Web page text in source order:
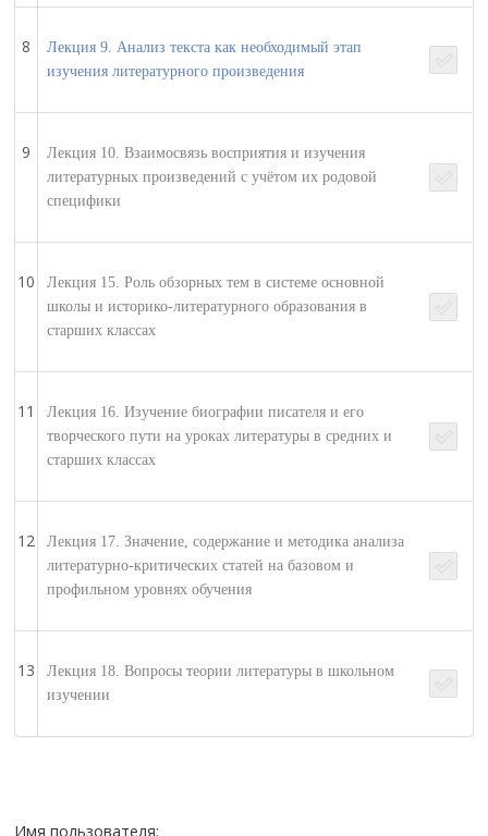
8
Лекция 9. Анализ текста как необходимый этап
изучения литературного произведения
9
Лекция 10. Взаимосвязь восприятия и изучения
литературных произведений с учётом их родовой
специфики
10
Лекция 15. Роль обзорных тем в системе основной
школы и историко-литературного образования в
старших классах
11
Лекция 16. Изучение биографии писателя и его
творческого пути на уроках литературы в средних и
старших классах
12
Лекция 17. Значение, содержание и методика анализа
литературно-критических статей на базовом и
профильном уровнях обучения
13
Лекция 18. Вопросы теории литературы в школьном
изучении
Имя пользователя: